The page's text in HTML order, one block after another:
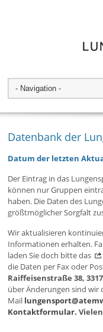
Datenbank der
Datum der letzten
Der Eintrag in das
können nur Gruppen
haben. Die Daten des
größtmöglicher Sorgfalt
Wir aktualisieren
Informationen erhalten.
laden Sie doch bitte das
die Daten per Fax oder
Raiffeisenstraße 38,
über Änderungen sind wir
Mail
Kontaktformular.